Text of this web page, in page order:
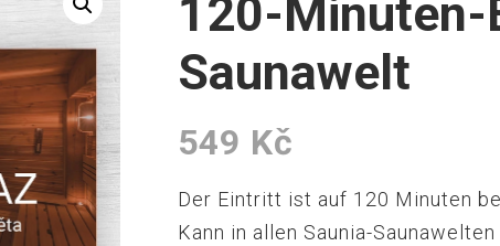
120-
Saunawelt
549 Kč
Der Eintritt ist auf 120 Minuten
Kann in allen Saunia-